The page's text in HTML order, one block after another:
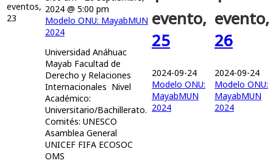
eventos,
23
2024 @ 5:00 pm
Modelo ONU: MayabMUN
2024
Universidad Anáhuac
Mayab Facultad de
Derecho y Relaciones
Internacionales Nivel
Académico:
Universitario/Bachillerato.
Comités: UNESCO
Asamblea General
UNICEF FIFA ECOSOC
OMS
evento,
25
2024-09-24
Modelo ONU:
MayabMUN
2024
evento,
26
2024-09-24
Modelo ONU:
MayabMUN
2024